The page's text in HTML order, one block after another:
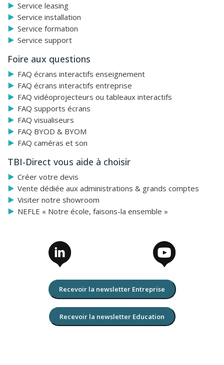
Service leasing
Service installation
Service formation
Service support
Foire aux questions
FAQ écrans interactifs enseignement
FAQ écrans interactifs entreprise
FAQ vidéoprojecteurs ou tableaux interactifs
FAQ supports écrans
FAQ visualiseurs
FAQ BYOD & BYOM
FAQ caméras et son
TBI-Direct vous aide à choisir
Créer votre devis
Vente dédiée aux administrations & grands comptes
Visiter notre showroom
NEFLE « Notre école, faisons-la ensemble »
Recevoir la newsletter Entreprise
Recevoir la newsletter Education